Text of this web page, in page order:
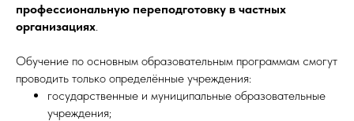
профессиональную переподготовку в частных
организациях.
Обучение по основным образовательным программам смогут
проводить только определённые учреждения:
государственные и муниципальные образовательные
учреждения;